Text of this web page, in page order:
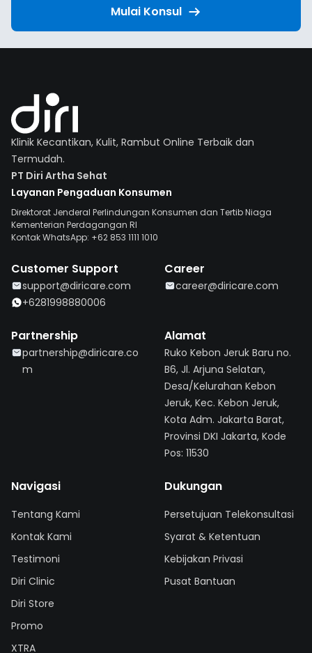
Mulai Konsul
Klinik Kecantikan, Kulit, Rambut Online Terbaik dan
Termudah.
PT Diri Artha Sehat
Layanan Pengaduan Konsumen
Direktorat Jenderal Perlindungan Konsumen dan Tertib Niaga
Kementerian Perdagangan RI
Kontak WhatsApp: +62 853 1111 1010
Customer Support
support@diricare.com
+6281998880006
Career
career@diricare.com
Partnership
partnership@diricare.co
m
Alamat
Ruko Kebon Jeruk Baru no.
B6, Jl. Arjuna Selatan,
Desa/Kelurahan Kebon
Jeruk, Kec. Kebon Jeruk,
Kota Adm. Jakarta Barat,
Provinsi DKI Jakarta, Kode
Pos: 11530
Navigasi
Tentang Kami
Kontak Kami
Testimoni
Diri Clinic
Diri Store
Promo
XTRA
Dukungan
Persetujuan Telekonsultasi
Syarat & Ketentuan
Kebijakan Privasi
Pusat Bantuan